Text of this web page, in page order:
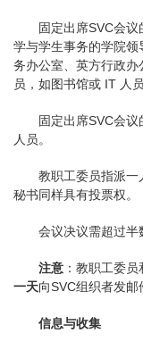
固定出席SVC会
学与学生事务的学院
务办公室、英方行政办
员，如图书馆或 IT 人
固定出席SVC会
人员。
教职工委员指派一
秘书同样具有投票权。
会议决议需超过半
注意 ：教职工委
一天向SVC组织者发邮
信息与收集